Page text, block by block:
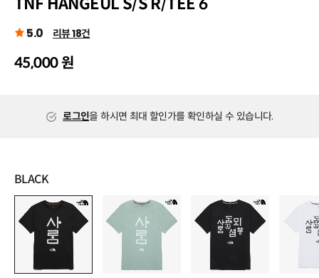
TNF HANGEUL S/S R/TEE 6
5.0 리뷰 18건
45,000 원
로그인을 하시면 최대 할인가를 확인하실 수 있습니다.
BLACK